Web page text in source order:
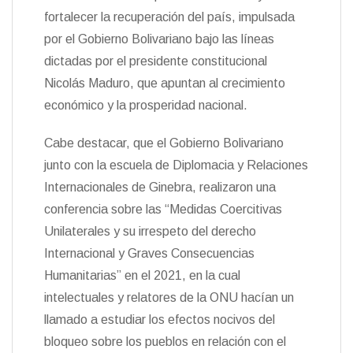
fortalecer la recuperación del país, impulsada
por el Gobierno Bolivariano bajo las líneas
dictadas por el presidente constitucional
Nicolás Maduro, que apuntan al crecimiento
económico y la prosperidad nacional.
Cabe destacar, que el Gobierno Bolivariano
junto con la escuela de Diplomacia y Relaciones
Internacionales de Ginebra, realizaron una
conferencia sobre las “Medidas Coercitivas
Unilaterales y su irrespeto del derecho
Internacional y Graves Consecuencias
Humanitarias” en el 2021, en la cual
intelectuales y relatores de la ONU hacían un
llamado a estudiar los efectos nocivos del
bloqueo sobre los pueblos en relación con el